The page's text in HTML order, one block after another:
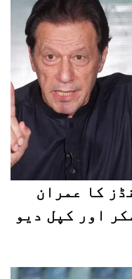
لیجنڈز کا عمران
اور کپل دیو